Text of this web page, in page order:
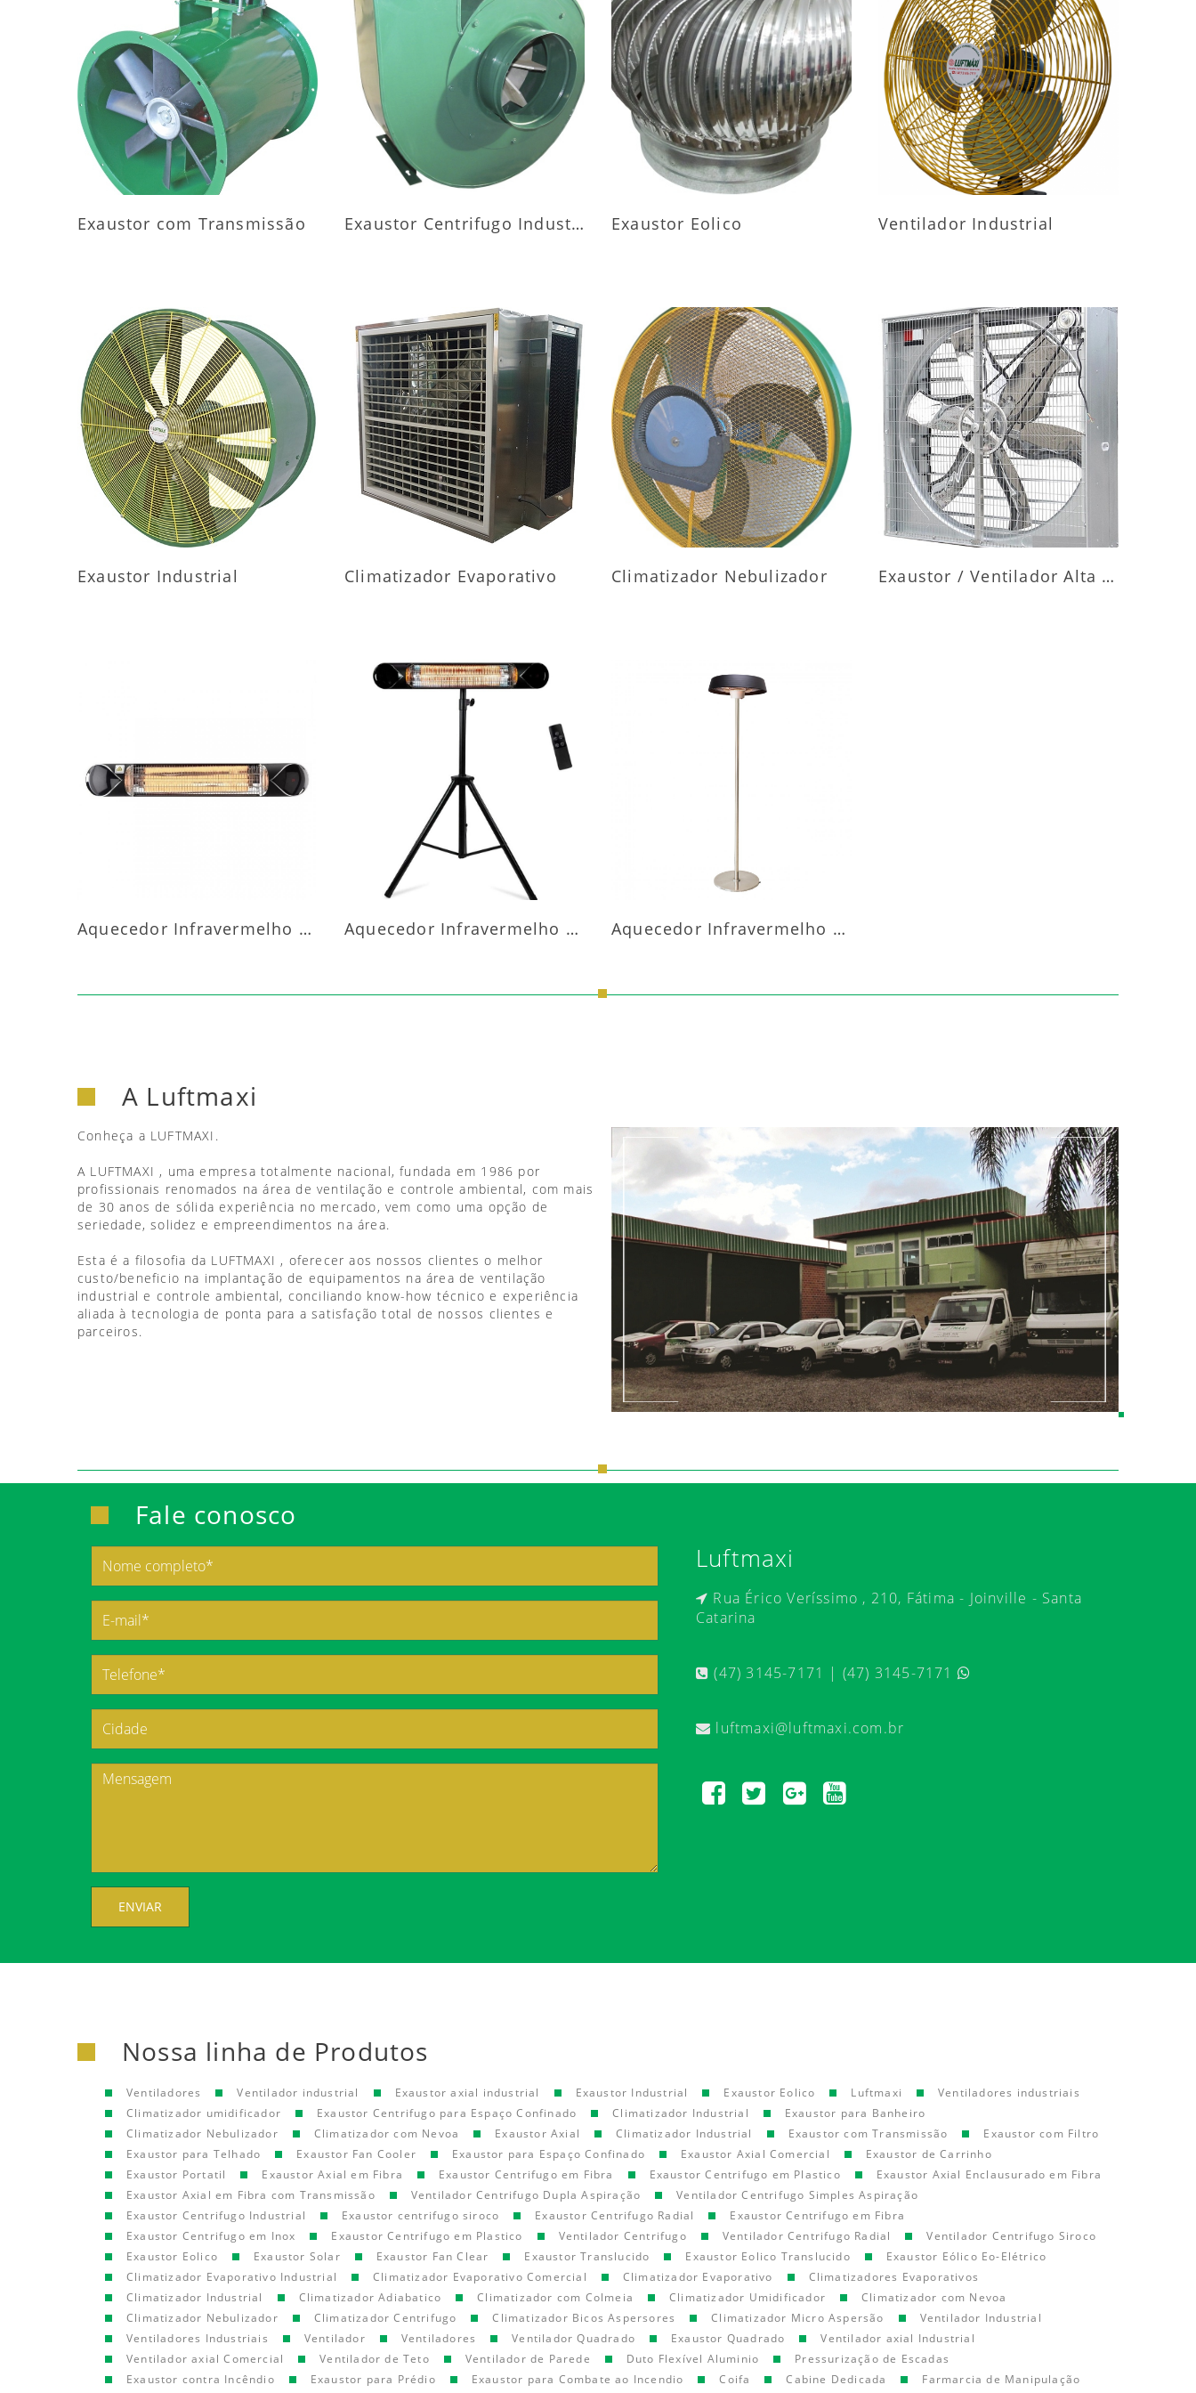
MAIS INFORMAÇÕES
Exaustor com Transmissão
MAIS INFORMAÇÕES
Exaustor Centrifugo Industrial
MAIS INFORMAÇÕES
Exaustor Eolico
MAIS INFORMAÇÕES
Ventilador Industrial
MAIS INFORMAÇÕES
Exaustor Industrial
MAIS INFORMAÇÕES
Climatizador Evaporativo
MAIS INFORMAÇÕES
Climatizador Nebulizador
MAIS INFORMAÇÕES
Exaustor / Ventilador Alta Vazão
MAIS INFORMAÇÕES
Aquecedor Infravermelho Parede
MAIS INFORMAÇÕES
Aquecedor Infravermelho Pedestal Aquecedor Infravermelho Pedestal Luft-20000
A Luftmaxi
Conheça a LUFTMAXI.
A LUFTMAXI , uma empresa totalmente nacional, fundada em 1986 por
profissionais renomados na área de ventilação e controle ambiental, com mais
de 30 anos de sólida experiência no mercado, vem como uma opção de
seriedade, solidez e empreendimentos na área.
Esta é a filosofia da LUFTMAXI , oferecer aos nossos clientes o melhor
custo/beneficio na implantação de equipamentos na área de ventilação
industrial e controle ambiental, conciliando know-how técnico e experiência
aliada à tecnologia de ponta para a satisfação total de nossos clientes e
parceiros.
Fale conosco
ENVIAR
Luftmaxi
Rua Érico Veríssimo , 210, Fátima - Joinville - Santa
Catarina
(47) 3145-7171 | (47) 3145-7171
luftmaxi@luftmaxi.com.br
Nossa linha de Produtos
Ventiladores Ventilador industrial Exaustor axial industrial Exaustor Industrial Exaustor Eolico Luftmaxi
Ventiladores industriais
Climatizador umidificador
Exaustor Centrifugo para Espaço Confinado Climatizador Industrial
Exaustor para Banheiro
Climatizador Nebulizador
Climatizador com Nevoa Exaustor Axial Climatizador Industrial Exaustor com Transmissão
Exaustor com Filtro
Exaustor para Telhado
Exaustor Fan Cooler Exaustor para Espaço Confinado Exaustor Axial Comercial
Exaustor de Carrinho
Exaustor Portatil
Exaustor Axial em Fibra Exaustor Centrifugo em Fibra Exaustor Centrifugo em Plastico
Exaustor Axial Enclausurado em Fibra
Exaustor Axial em Fibra com Transmissão
Ventilador Centrifugo Dupla Aspiração
Ventilador Centrifugo Simples Aspiração
Exaustor Centrifugo Industrial
Exaustor centrifugo siroco Exaustor Centrifugo Radial
Exaustor Centrifugo em Fibra
Exaustor Centrifugo em Inox
Exaustor Centrifugo em Plastico Ventilador Centrifugo Ventilador Centrifugo Radial
Ventilador Centrifugo Siroco
Exaustor Eolico
Exaustor Solar Exaustor Fan Clear Exaustor Translucido Exaustor Eolico Translucido
Exaustor Eólico Eo-Elétrico
Climatizador Evaporativo Industrial
Climatizador Evaporativo Comercial Climatizador Evaporativo
Climatizadores Evaporativos
Climatizador Industrial
Climatizador Adiabatico Climatizador com Colmeia Climatizador Umidificador
Climatizador com Nevoa
Climatizador Nebulizador
Climatizador Centrifugo Climatizador Bicos Aspersores Climatizador Micro Aspersão
Ventilador Industrial
Ventiladores Industriais
Ventilador Ventiladores Ventilador Quadrado Exaustor Quadrado
Ventilador axial Industrial
Ventilador axial Comercial
Ventilador de Teto Ventilador de Parede Duto Flexível Aluminio
Pressurização de Escadas
Exaustor contra Incêndio
Exaustor para Prédio Exaustor para Combate ao Incendio Coifa Cabine Dedicada
Farmarcia de Manipulação